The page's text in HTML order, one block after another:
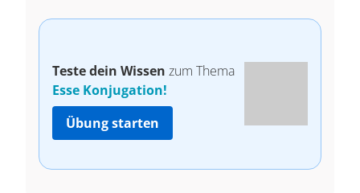
Teste dein Wissen zum Thema
Esse Konjugation!
Übung starten